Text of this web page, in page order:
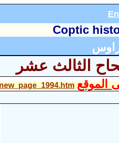
Coptic
الثالث عشر
الموقع